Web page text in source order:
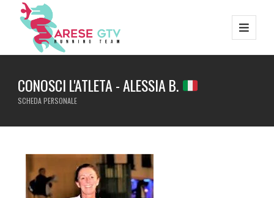
CONOSCI L'ATLETA - ALESSIA B.
SCHEDA PERSONALE